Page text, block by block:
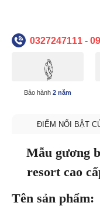
0327247111 -
Bảo hành 2 năm
ĐIỂM NỔI BẬT
Mẫu gương
resort cao
Tên sản